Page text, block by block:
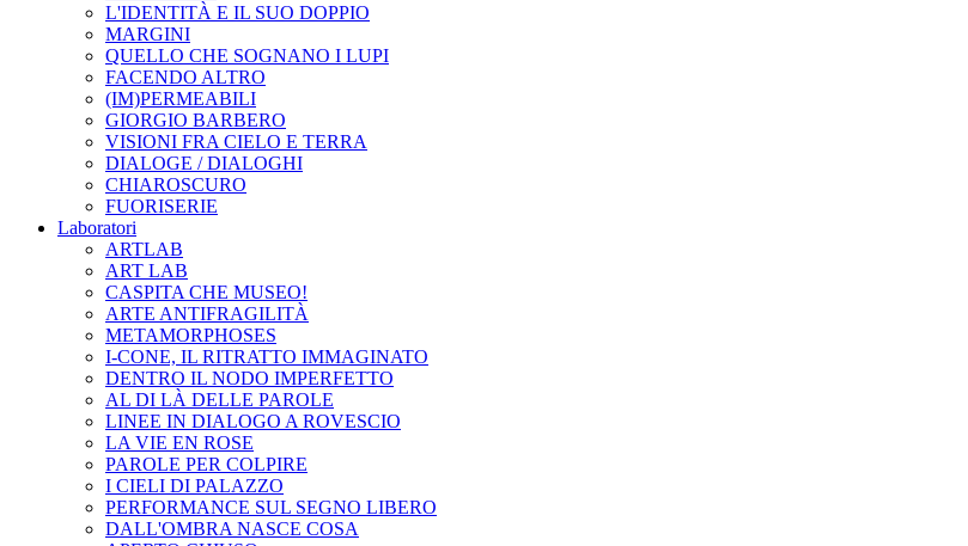
L'IDENTITÀ E IL SUO DOPPIO
MARGINI
QUELLO CHE SOGNANO I LUPI
FACENDO ALTRO
(IM)PERMEABILI
GIORGIO BARBERO
VISIONI FRA CIELO E TERRA
DIALOGE / DIALOGHI
CHIAROSCURO
FUORISERIE
Laboratori
ARTLAB
ART LAB
CASPITA CHE MUSEO!
ARTE ANTIFRAGILITÀ
METAMORPHOSES
I-CONE, IL RITRATTO IMMAGINATO
DENTRO IL NODO IMPERFETTO
AL DI LÀ DELLE PAROLE
LINEE IN DIALOGO A ROVESCIO
LA VIE EN ROSE
PAROLE PER COLPIRE
I CIELI DI PALAZZO
PERFORMANCE SUL SEGNO LIBERO
DALL'OMBRA NASCE COSA